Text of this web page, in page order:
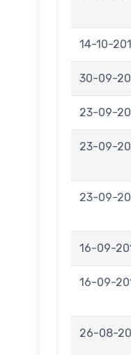
14-10-
30-09-
23-09-
23-09-
23-09-
16-09-
16-09-
26-08-